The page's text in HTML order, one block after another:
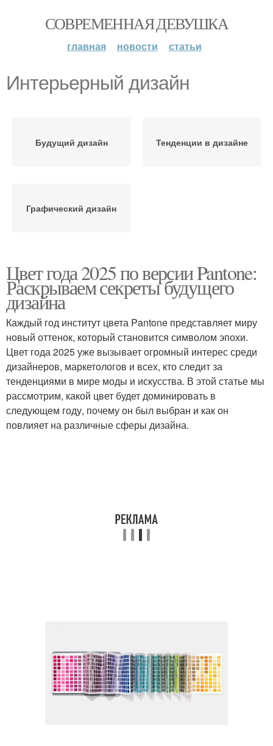
СОВРЕМЕННАЯ ДЕВУШКА
главная новости статьи
Интерьерный дизайн
Будущий дизайн Тенденции в дизайне
Графический дизайн
Цвет года 2025 по версии Pantone:
Раскрываем секреты будущего
дизайна
Каждый год институт цвета Pantone представляет миру
новый оттенок, который становится символом эпохи.
Цвет года 2025 уже вызывает огромный интерес среди
дизайнеров, маркетологов и всех, кто следит за
тенденциями в мире моды и искусства. В этой статье мы
рассмотрим, какой цвет будет доминировать в
следующем году, почему он был выбран и как он
повлияет на различные сферы дизайна.